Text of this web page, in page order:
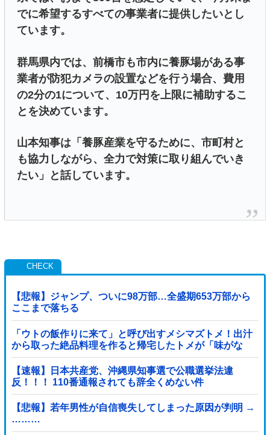
でに希望するすべての事業者に提供したいとし
ています。
群馬県内では、前橋市も市内に養豚場がある事
業者が防犯カメラの設置などを行う場合、費用
の2分の1について、10万円を上限に補助するこ
とを決めています。
山本知事は「養豚産業を守るために、市町村と
も協力しながら、全力で対策に取り組んでいき
たい」と話しています。
【悲報】ジャンプ、ついに98万部…全盛期653万部から
ここまで落ちる
「ウトの飯作りに来て」と呼び出すメシマズトメ！出汁
から取った絶品料理を作ると帰宅したトメが「味がな
い！」と発狂ｗｗｗ箸を置いた良ウトが言い放った言葉
とは←良ウトさんの神対応にスカッとする
【速報】日本共産党、沖縄県知事選で公職選挙法違
反！！！ 110番通報されても辞全くめない件
【悲報】若年男性が自信喪失してしまった原因が判明 →
………